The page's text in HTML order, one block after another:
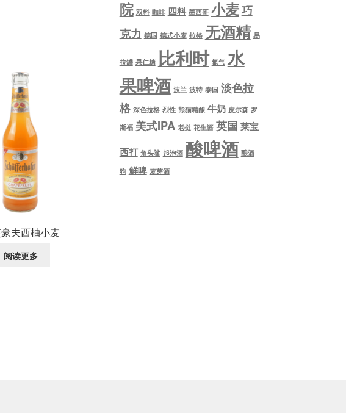
夫西柚小麦
阅读更多
院 双料 咖啡 四料 墨西哥 小麦巧
克力 德国 德式小麦 拉格 无酒精 易
拉罐 果仁糖 比利时 氮气 水
果啤酒 波兰 波特 泰国 淡色拉
格 深色拉格 烈性 熊猫精酿 牛奶 皮尔森 罗
斯福 美式IPA 老挝 花生酱 英国 莱宝
西打 角头鲨 起泡酒 酸啤酒 酿酒
狗 鲜啤 麦芽酒